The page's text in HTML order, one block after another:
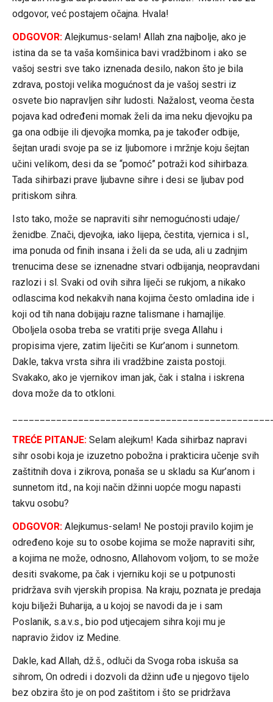
odgovor, već postajem očajna. Hvala!
ODGOVOR: Alejkumus-selam! Allah zna najbolje, ako je
istina da se ta vaša komšinica bavi vradžbinom i ako se
vašoj sestri sve tako iznenada desilo, nakon što je bila
zdrava, postoji velika mogućnost da je vašoj sestri iz
osvete bio napravljen sihr ludosti. Nažalost, veoma česta
pojava kad određeni momak želi da ima neku djevojku pa
ga ona odbije ili djevojka momka, pa je također odbije,
šejtan uradi svoje pa se iz ljubomore i mržnje koju šejtan
učini velikom, desi da se “pomoć” potraži kod sihirbaza.
Tada sihirbazi prave ljubavne sihre i desi se ljubav pod
pritiskom sihra.
Isto tako, može se napraviti sihr nemogućnosti udaje/
ženidbe. Znači, djevojka, iako lijepa, čestita, vjernica i sl.,
ima ponuda od finih insana i želi da se uda, ali u zadnjim
trenucima dese se iznenadne stvari odbijanja, neopravdani
razlozi i sl. Svaki od ovih sihra liječi se rukjom, a nikako
odlascima kod nekakvih nana kojima često omladina ide i
koji od tih nana dobijaju razne talismane i hamajlije.
Oboljela osoba treba se vratiti prije svega Allahu i
propisima vjere, zatim liječiti se Kur’anom i sunnetom.
Dakle, takva vrsta sihra ili vradžbine zaista postoji.
Svakako, ako je vjernikov iman jak, čak i stalna i iskrena
dova može da to otkloni.
TREĆE PITANJE: Selam alejkum! Kada sihirbaz napravi
sihr osobi koja je izuzetno pobožna i prakticira učenje svih
zaštitnih dova i zikrova, ponaša se u skladu sa Kur’anom i
sunnetom itd., na koji način džinni uopće mogu napasti
takvu osobu?
ODGOVOR: Alejkumus-selam! Ne postoji pravilo kojim je
određeno koje su to osobe kojima se može napraviti sihr,
a kojima ne može, odnosno, Allahovom voljom, to se može
desiti svakome, pa čak i vjerniku koji se u potpunosti
pridržava svih vjerskih propisa. Na kraju, poznata je predaja
koju bilježi Buharija, a u kojoj se navodi da je i sam
Poslanik, s.a.v.s., bio pod utjecajem sihra koji mu je
napravio židov iz Medine.
Dakle, kad Allah, dž.š., odluči da Svoga roba iskuša sa
sihrom, On odredi i dozvoli da džinn uđe u njegovo tijelo
bez obzira što je on pod zaštitom i što se pridržava